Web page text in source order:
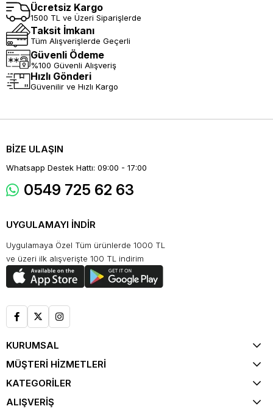
Ücretsiz Kargo
1500 TL ve Üzeri Siparişlerde
Taksit İmkanı
Tüm Alışverişlerde Geçerli
Güvenli Ödeme
%100 Güvenli Alışveriş
Hızlı Gönderi
Güvenilir ve Hızlı Kargo
BİZE ULAŞIN
Whatsapp Destek Hattı: 09:00 - 17:00
0549 725 62 63
UYGULAMAYI İNDİR
Uygulamaya Özel Tüm ürünlerde 1000 TL
ve üzeri ilk alışverişte 100 TL indirim
KURUMSAL
MÜŞTERİ HİZMETLERİ
KATEGORİLER
ALIŞVERİŞ